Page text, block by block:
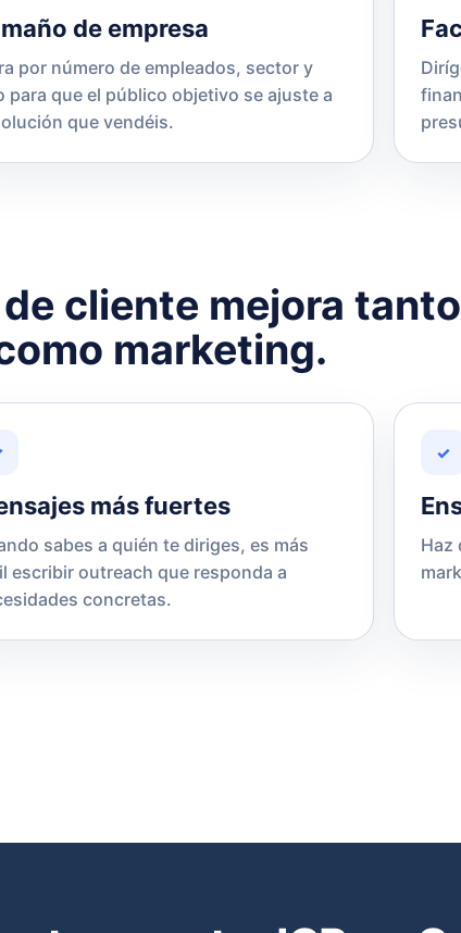
de empresa
por número de empleados, sector y
para que el público objetivo se ajuste a
que vendéis.
cliente mejora
marketing.
más fuertes
sabes a quién te diriges, es más
escribir outreach que responda a
concretas.
✓
Haz